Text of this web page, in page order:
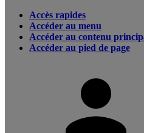
Accès rapides
Accéder au menu
Accéder au contenu
Accéder au pied de page